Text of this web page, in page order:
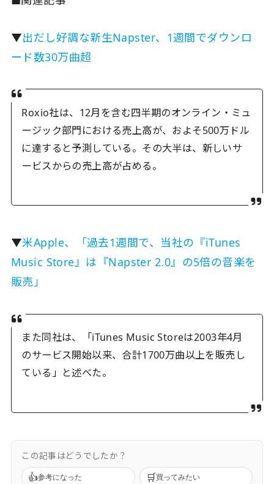
▼出だし好調な新生Napster、1週間でダウンロ
ード数30万曲超
Roxio社は、12月を含む四半期のオンライン・ミュ
ージック部門における売上高が、およそ500万ドル
に達すると予測している。その大半は、新しいサ
ービスからの売上高が占める。
▼米Apple、「過去1週間で、当社の『iTunes
Music Store』は『Napster 2.0』の5倍の音楽を
販売」
また同社は、「iTunes Music Storeは2003年4月
のサービス開始以来、合計1700万曲以上を販売し
ている」と述べた。
この記事はどうでしたか？
👍参考になった 🛒買ってみたい